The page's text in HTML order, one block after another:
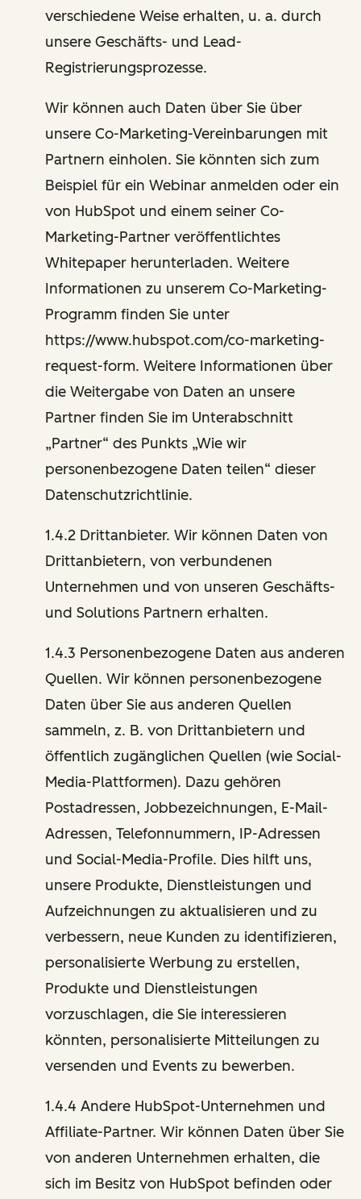
verschiedene Weise erhalten, u. a. durch
unsere Geschäfts- und Lead-
Registrierungsprozesse.
Wir können auch Daten über Sie über
unsere Co-Marketing-Vereinbarungen mit
Partnern einholen. Sie könnten sich zum
Beispiel für ein Webinar anmelden oder ein
von HubSpot und einem seiner Co-
Marketing-Partner veröffentlichtes
Whitepaper herunterladen. Weitere
Informationen zu unserem Co-Marketing-
Programm finden Sie unter
https://www.hubspot.com/co-marketing-
request-form. Weitere Informationen über
die Weitergabe von Daten an unsere
Partner finden Sie im Unterabschnitt
„Partner“ des Punkts „Wie wir
personenbezogene Daten teilen“ dieser
Datenschutzrichtlinie.
1.4.2 Drittanbieter. Wir können Daten von
Drittanbietern, von verbundenen
Unternehmen und von unseren Geschäfts-
und Solutions Partnern erhalten.
1.4.3 Personenbezogene Daten aus anderen
Quellen. Wir können personenbezogene
Daten über Sie aus anderen Quellen
sammeln, z. B. von Drittanbietern und
öffentlich zugänglichen Quellen (wie Social-
Media-Plattformen). Dazu gehören
Postadressen, Jobbezeichnungen, E-Mail-
Adressen, Telefonnummern, IP-Adressen
und Social-Media-Profile. Dies hilft uns,
unsere Produkte, Dienstleistungen und
Aufzeichnungen zu aktualisieren und zu
verbessern, neue Kunden zu identifizieren,
personalisierte Werbung zu erstellen,
Produkte und Dienstleistungen
vorzuschlagen, die Sie interessieren
könnten, personalisierte Mitteilungen zu
versenden und Events zu bewerben.
1.4.4 Andere HubSpot-Unternehmen und
Affiliate-Partner. Wir können Daten über Sie
von anderen Unternehmen erhalten, die
sich im Besitz von HubSpot befinden oder